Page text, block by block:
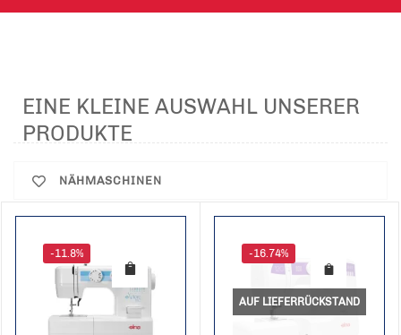
EINE KLEINE AUSWAHL UNSERER
PRODUKTE
NÄHMASCHINEN
-11.8% -16.74%
AUF LIEFERRÜCKSTAND